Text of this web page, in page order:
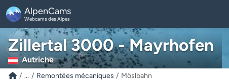
AlpenCams
Webcams des Alpes
Zillertal 3000 - Mayrhofen
Autriche
... Remontées mécaniques Möslbahn